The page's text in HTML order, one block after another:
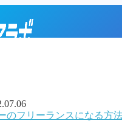
ル
のフリーランスになる方